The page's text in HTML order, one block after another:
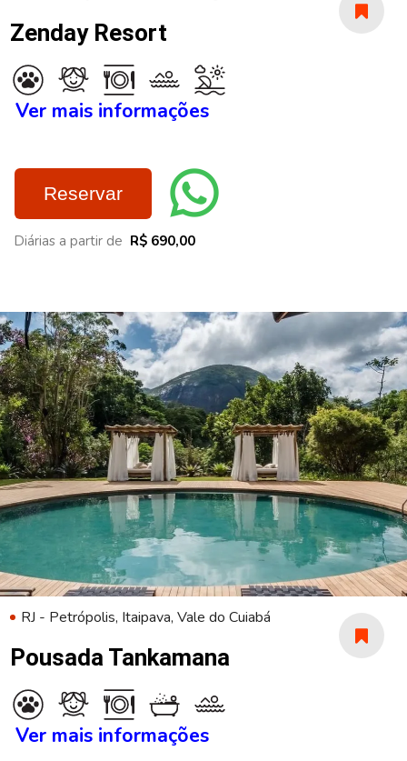
Zenday Resort
Ver mais informações
Reservar
Diárias a partir de R$ 690,00
RJ - Petrópolis, Itaipava, Vale do Cuiabá
Pousada Tankamana
Ver mais informações